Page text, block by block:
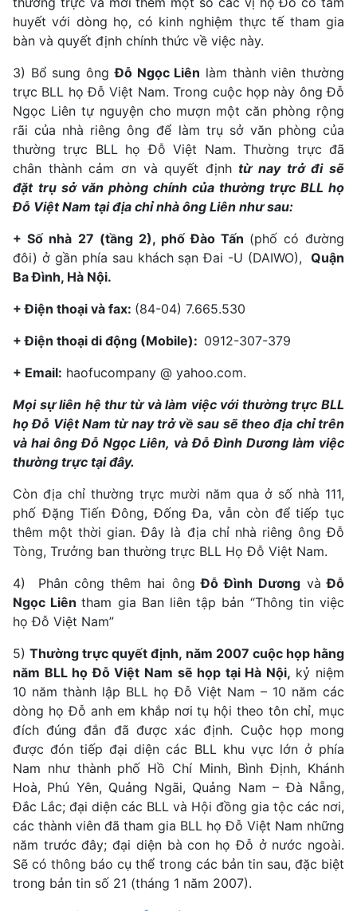
huyết với dòng họ, có kinh nghiệm thực tế tham gia
bàn và quyết định chính thức về việc này.
3) Bổ sung ôngĐỗ Ngọc Liên làm thành viên thường
trực BLL họ Đỗ Việt Nam. Trong cuộc họp này ông Đỗ
Ngọc Liên tự nguyện cho mượn một căn phòng rộng
rãi của nhà riêng ông để làm trụ sở văn phòng của
thường trực BLL họ Đỗ Việt Nam. Thường trực đã
chân thành cảm ơn và quyết địnhtừ nay trở đi sẽ
đặt trụ sở văn phòng chính của thường trực BLL họ
Đỗ Việt Nam tại địa chỉ nhà ông Liên như sau:
+ Số nhà 27 (tầng 2), phố Đào Tấn (phố có đường
đôi) ở gần phía sau khách sạn Đai -U (DAIWO), Quận
Ba Đình, Hà Nội.
+ Điện thoại và fax: (84-04) 7.665.530
+ Điện thoại di động (Mobile): 0912-307-379
+ Email: haofucompany @ yahoo.com.
Mọi sự liên hệ thư từ và làm việc với thường trực BLL
họ Đỗ Việt Nam từ nay trở về sau sẽ theo địa chỉ trên
và hai ông Đỗ Ngọc Liên, và Đỗ Đình Dương làm việc
thường trực tại đây.
Còn địa chỉ thường trực mười năm qua ở số nhà 111,
phố Đặng Tiến Đông, Đống Đa, vẫn còn để tiếp tục
thêm một thời gian. Đây là địa chỉ nhà riêng ông Đỗ
Tòng, Trưởng ban thường trực BLL Họ Đỗ Việt Nam.
4)
Phân công thêm hai ông Đỗ Đình Dương và Đỗ
Ngọc Liêntham gia Ban liên tập bản “Thông tin việc
họ Đỗ Việt Nam”
5)Thường trực quyết định, năm 2007 cuộc họp hằng
năm BLL họ Đỗ Việt Nam sẽ họp tại Hà Nội, kỷ niệm
10 năm thành lập BLL họ Đỗ Việt Nam – 10 năm các
dòng họ Đỗ anh em khắp nơi tụ hội theo tôn chỉ, mục
đích đúng đắn đã được xác định. Cuộc họp mong
được đón tiếp đại diện các BLL khu vực lớn ở phía
Nam như thành phố Hồ Chí Minh, Bình Định, Khánh
Hoà, Phú Yên, Quảng Ngãi, Quảng Nam – Đà Nẵng,
Đắc Lắc; đại diện các BLL và Hội đồng gia tộc các nơi,
các thành viên đã tham gia BLL họ Đỗ Việt Nam những
năm trước đây; đại diện bà con họ Đỗ ở nước ngoài.
Sẽ có thông báo cụ thể trong các bản tin sau, đặc biệt
trong bản tin số 21 (tháng 1 năm 2007).